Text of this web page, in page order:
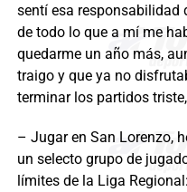
sentí esa responsabilidad
de todo lo que a mí me
quedarme un año más,
traigo y que ya no
terminar los partidos
– Jugar en San Lorenzo,
un selecto grupo de
límites de la Liga